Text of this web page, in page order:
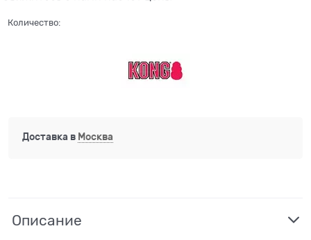
Количество:
Доставка в Москва
Описание